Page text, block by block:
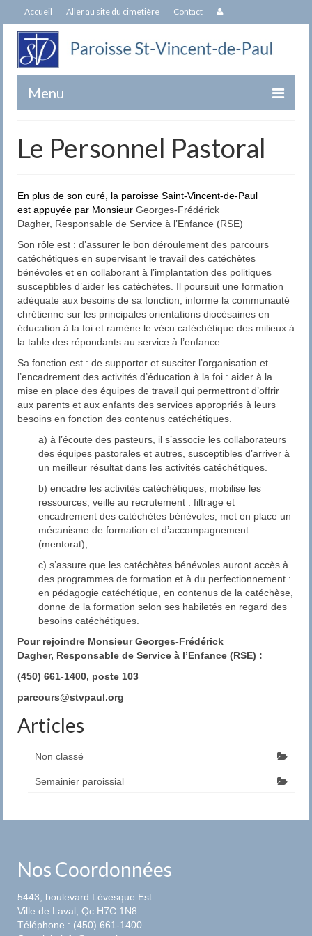
Accueil Aller au site du cimetière Contact
Menu
Équipe
Histoire de l’Église Saint-Vincent-de-Paul
Livre du 250e
Historique de nos Curés
Sacrements
Baptême
Catéchèse
Première Communion
Confirmation
Le Personnel Pastoral
Mariage
Pardon
Onction des Malades
Funérailles
Pastorale
Le Conseil Paroissial de Pastorale (C.P.P.)
Le Comité de Liturgie
Le Comité d’Initiation Chrétienne (C.I.C.)
Prières
Eucharistie
Les Prières de l’Église
La Chapelle d’Adoration
Le Personnel Pastoral
En plus de son curé, la paroisse Saint-Vincent-de-Paul
est appuyée par Monsieur Georges-Frédérick
Dagher, Responsable de Service à l’Enfance (RSE)
Son rôle est : d’assurer le bon déroulement des parcours
catéchétiques en supervisant le travail des catéchètes
bénévoles et en collaborant à l’implantation des politiques
susceptibles d’aider les catéchètes. Il poursuit une formation
adéquate aux besoins de sa fonction, informe la communauté
chrétienne sur les principales orientations diocésaines en
éducation à la foi et ramène le vécu catéchétique des milieux à
la table des répondants au service à l’enfance.
Sa fonction est : de supporter et susciter l’organisation et
l’encadrement des activités d’éducation à la foi : aider à la
mise en place des équipes de travail qui permettront d’offrir
aux parents et aux enfants des services appropriés à leurs
besoins en fonction des contenus catéchétiques.
a) à l’écoute des pasteurs, il s’associe les collaborateurs
des équipes pastorales et autres, susceptibles d’arriver à
un meilleur résultat dans les activités catéchétiques.
b) encadre les activités catéchétiques, mobilise les
ressources, veille au recrutement : filtrage et
encadrement des catéchètes bénévoles, met en place un
mécanisme de formation et d’accompagnement
(mentorat),
c) s’assure que les catéchètes bénévoles auront accès à
des programmes de formation et à du perfectionnement :
en pédagogie catéchétique, en contenus de la catéchèse,
donne de la formation selon ses habiletés en regard des
besoins catéchétiques.
Pour rejoindre Monsieur Georges-Frédérick
Dagher, Responsable de Service à l’Enfance (RSE) :
(450) 661-1400, poste 103
parcours@stvpaul.org
Articles
Non classé
Semainier paroissial
Nos Coordonnées
5443, boulevard Lévesque Est
Ville de Laval, Qc H7C 1N8
Téléphone : (450) 661-1400